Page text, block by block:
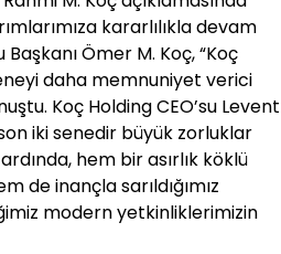
kararlılıkla devam
Ömer M. Koç, “Koç
daha memnuniyet verici
Koç Holding CEO’su Levent
iki senedir büyük zorluklar
hem bir asırlık köklü
de inançla sarıldığımız
modern yetkinliklerimizin